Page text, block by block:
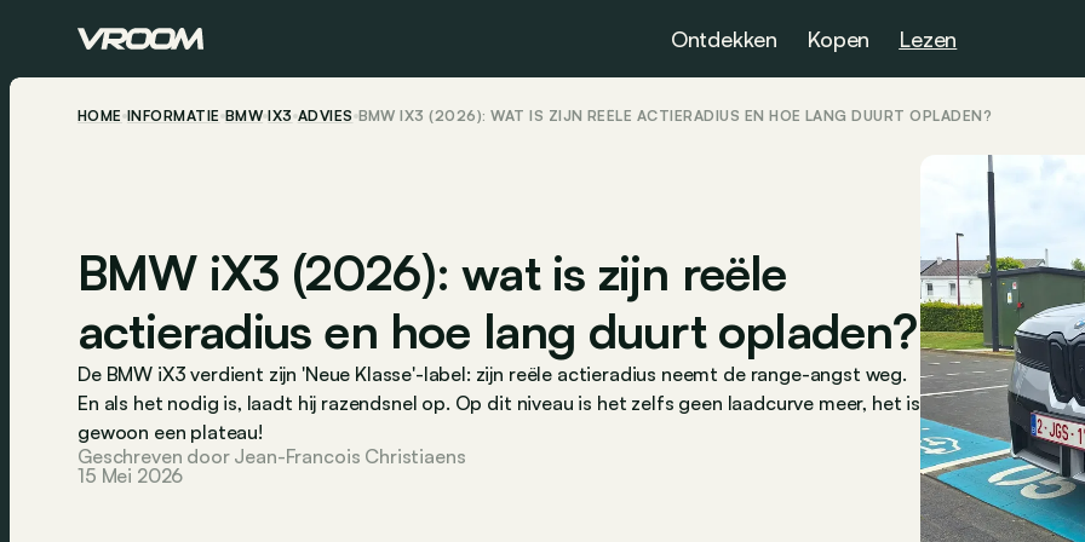
Ontdekken Kopen Lezen
HOME INFORMATIE BMW IX3 ADVIES BMW IX3 (2026): WAT IS ZIJN REËLE ACTIERADIUS EN HOE LANG DUURT OPLADEN?
BMW iX3 (2026): wat is zijn reële
actieradius en hoe lang duurt opladen?
De BMW iX3 verdient zijn 'Neue Klasse'-label: zijn reële actieradius neemt de range-angst weg.
En als het nodig is, laadt hij razendsnel op. Op dit niveau is het zelfs geen laadcurve meer, het is
gewoon een plateau!
Geschreven door Jean-Francois Christiaens
15 Mei 2026